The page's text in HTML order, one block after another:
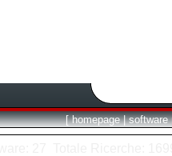
[ homepage | software